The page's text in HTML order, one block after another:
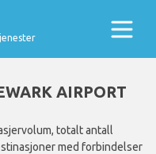
AIRPORT
totalt antall
med forbindelser